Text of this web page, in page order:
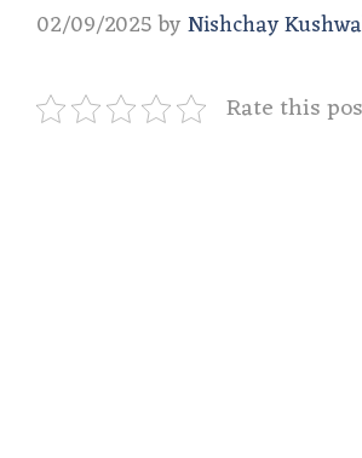
02/09/2025 byNishchay
Rate this